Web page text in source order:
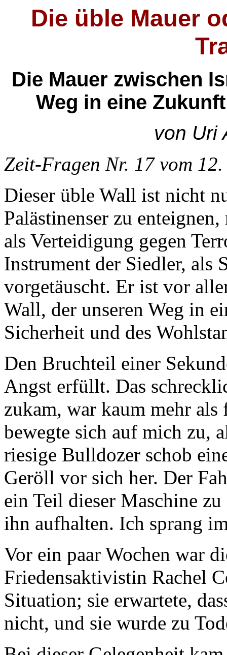
Die üble Mauer
Die Mauer zwischen
Weg in eine
von Uri
Zeit-Fragen Nr. 17 vom
Dieser üble Wall ist nicht
Palästinenser zu
als Verteidigung gegen
Instrument der Siedler, als
vorgetäuscht. Er ist vor
Wall, der unseren Weg in
Sicherheit und des
Den Bruchteil einer
Angst erfüllt. Das
zukam, war kaum mehr
bewegte sich auf mich zu,
riesige Bulldozer schob
Geröll vor sich her. Der
ein Teil dieser Maschine
ihn aufhalten. Ich sprang
Vor ein paar Wochen war
Friedensaktivistin Rachel
Situation; sie erwartete,
nicht, und sie wurde zu